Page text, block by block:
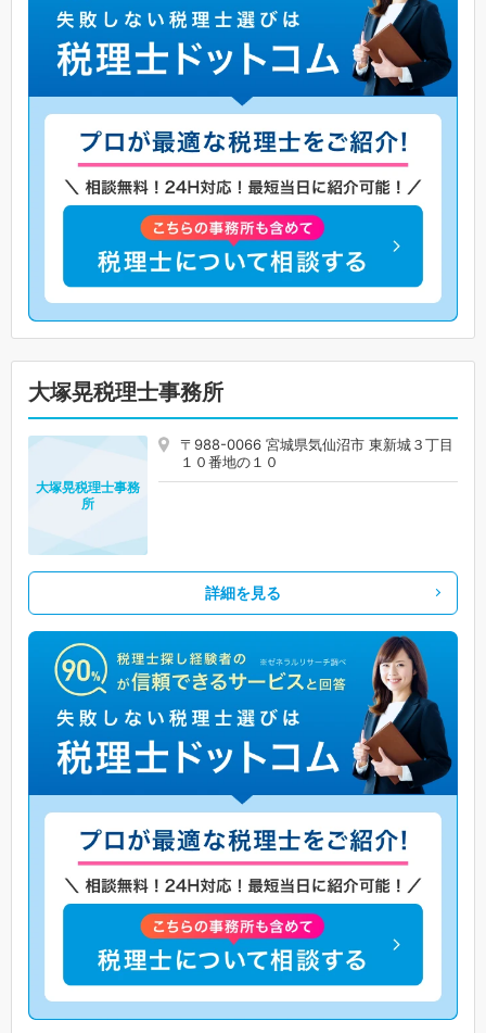
大塚晃税理士事務所
〒988-0066 宮城県気仙沼市 東新城３丁目
１０番地の１０
大塚晃税理士事務
所
詳細を見る